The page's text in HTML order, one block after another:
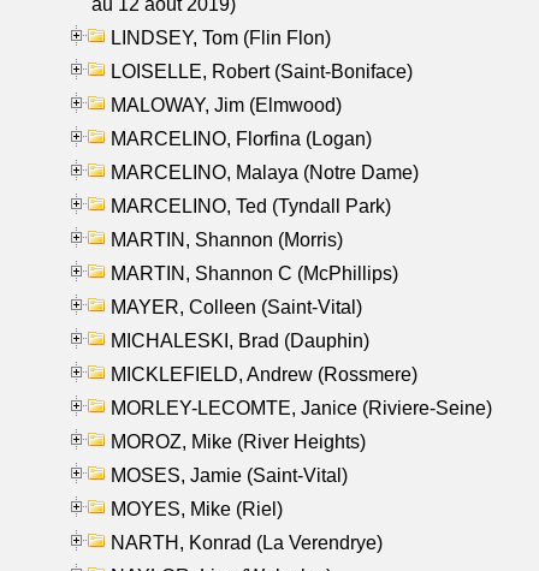
LINDSEY, Tom (Flin Flon)
LOISELLE, Robert (Saint-Boniface)
MALOWAY, Jim (Elmwood)
MARCELINO, Florfina (Logan)
MARCELINO, Malaya (Notre Dame)
MARCELINO, Ted (Tyndall Park)
MARTIN, Shannon (Morris)
MARTIN, Shannon C (McPhillips)
MAYER, Colleen (Saint-Vital)
MICHALESKI, Brad (Dauphin)
MICKLEFIELD, Andrew (Rossmere)
MORLEY-LECOMTE, Janice (Riviere-Seine)
MOROZ, Mike (River Heights)
MOSES, Jamie (Saint-Vital)
MOYES, Mike (Riel)
NARTH, Konrad (La Verendrye)